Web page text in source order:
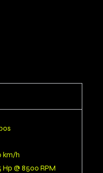
km/h
@ 8500 RPM